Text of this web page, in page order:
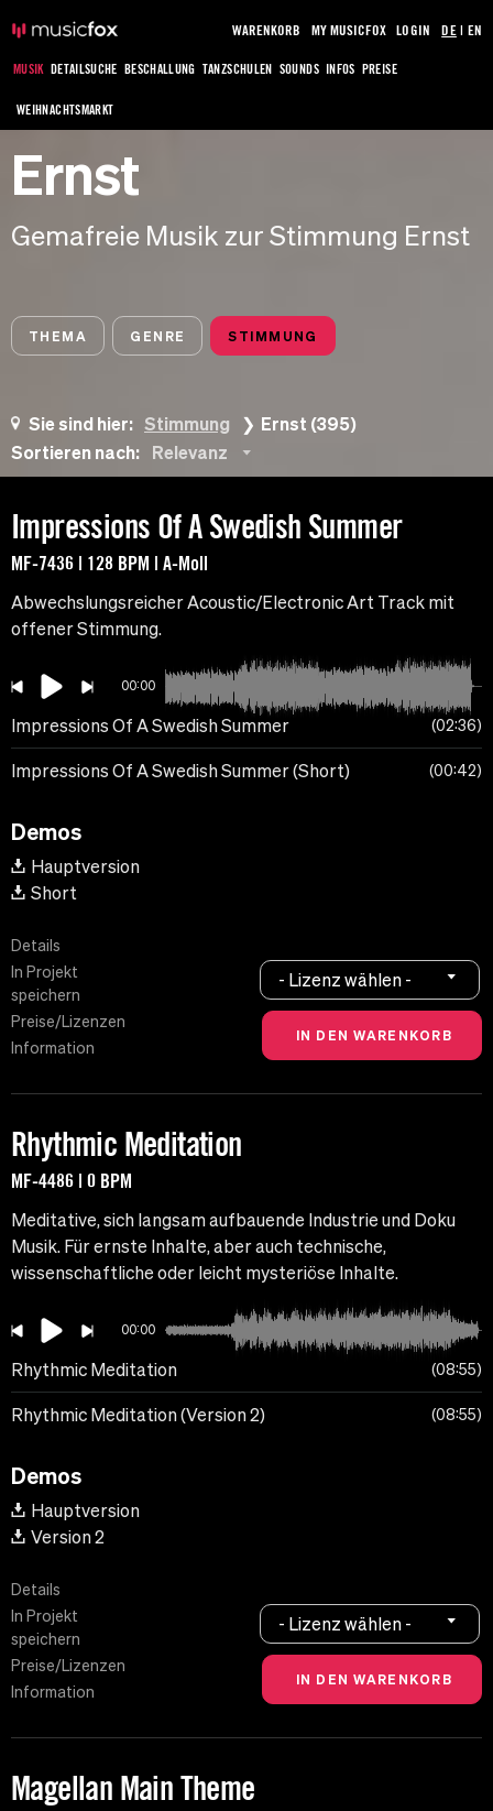
MUSIK DETAILSUCHE BESCHALLUNG TANZSCHULEN SOUNDS INFOS PREISE
WEIHNACHTSMARKT
WARENKORB MY MUSICFOX LOGIN DE| EN
Ernst
Gemafreie Musik zur Stimmung Ernst
THEMA GENRE STIMMUNG
Sie sind hier: Stimmung
Ernst (395)
Sortieren nach:
Relevanz
Impressions Of A Swedish Summer
MF-7436 | 128 BPM | A-Moll
Abwechslungsreicher Acoustic/Electronic Art Track mit
offener Stimmung.
00:00
Impressions Of A Swedish Summer 02:36
Impressions Of A Swedish Summer (Short) 00:42
Demos
Hauptversion
Short
Details
In Projekt
speichern
Preise/Lizenzen
Information
- Lizenz wählen -
Rhythmic Meditation
MF-4486 | 0 BPM
Meditative, sich langsam aufbauende Industrie und Doku
Musik. Für ernste Inhalte, aber auch technische,
wissenschaftliche oder leicht mysteriöse Inhalte.
00:00
Rhythmic Meditation 08:55
Rhythmic Meditation (Version 2) 08:55
Demos
Hauptversion
Version 2
Details
In Projekt
speichern
Preise/Lizenzen
Information
- Lizenz wählen -
Magellan Main Theme